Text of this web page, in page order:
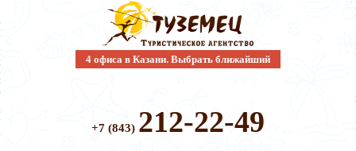
4 офиса в Казани. Выбрать ближайший
+7 (843) 212-22-49